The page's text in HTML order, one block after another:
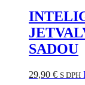
SADOU
29,90 € S DPH